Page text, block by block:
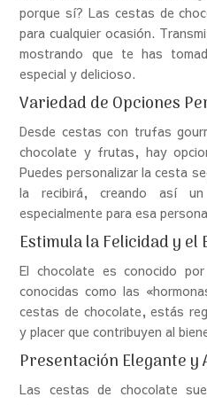
porque sí? Las cestas de
para cualquier ocasión.
mostrando que te has
especial y delicioso.
Variedad de Opciones
Desde cestas con trufas
chocolate y frutas, hay
Puedes personalizar la cesta
la recibirá, creando así
especialmente para esa
Estimula la Felicidad y el
El chocolate es conocido
conocidas como las
cestas de chocolate, estás
y placer que contribuyen al
Presentación Elegante
Las cestas de chocolate